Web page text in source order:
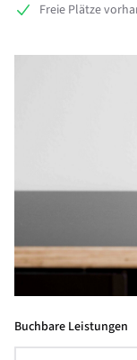
Freie Plätze
Buchbare Leistungen